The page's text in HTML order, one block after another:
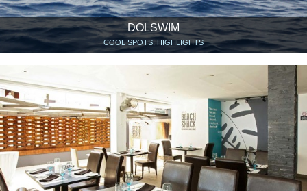
DOLSWIM
COOL SPOTS, HIGHLIGHTS